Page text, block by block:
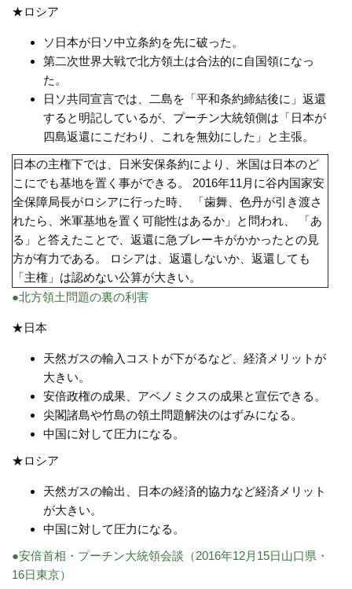
★ロシア
ソ日本が日ソ中立条約を先に破った。
第二次世界大戦で北方領土は合法的に自国領になっ
た。
日ソ共同宣言では、二島を「平和条約締結後に」返還
すると明記しているが、プーチン大統領側は「日本が
四島返還にこだわり、これを無効にした」と主張。
日本の主権下では、日米安保条約により、米国は日本のど
こにでも基地を置く事ができる。 2016年11月に谷内国家安
全保障局長がロシアに行った時、 「歯舞、色丹が引き渡さ
れたら、米軍基地を置く可能性はあるか」と問われ、 「あ
る」と答えたことで、返還に急ブレーキがかかったとの見
方が有力である。 ロシアは、返還しないか、返還しても
「主権」は認めない公算が大きい。
●北方領土問題の裏の利害
★日本
天然ガスの輸入コストが下がるなど、経済メリットが
大きい。
安倍政権の成果、アベノミクスの成果と宣伝できる。
尖閣諸島や竹島の領土問題解決のはずみになる。
中国に対して圧力になる。
★ロシア
天然ガスの輸出、日本の経済的協力など経済メリット
が大きい。
中国に対して圧力になる。
●安倍首相・プーチン大統領会談（2016年12月15日山口県・
16日東京）